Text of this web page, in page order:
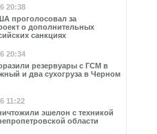
20:38
проголосовал за
о дополнительных
санкциях
20:34
резервуары с ГСМ в
и два сухогруза в Черном
11:22
эшелон с техникой
области